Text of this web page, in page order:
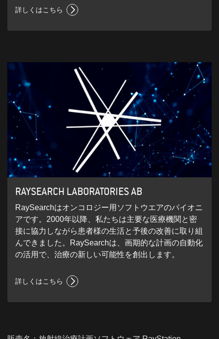
詳しくはこちら
RAYSEARCH LABORATORIES AB
RaySearchはオンコロジー用ソフトウエアのパイオニ
アです。2000年以降、私たちは主要な医療機関と密
接に協力しながら患者様の生活と予後の改善に取り組
んできました。RaySearchは、画期的な計画の自動化
の活用で、治療の新しい可能性を創出します。
詳しくはこちら